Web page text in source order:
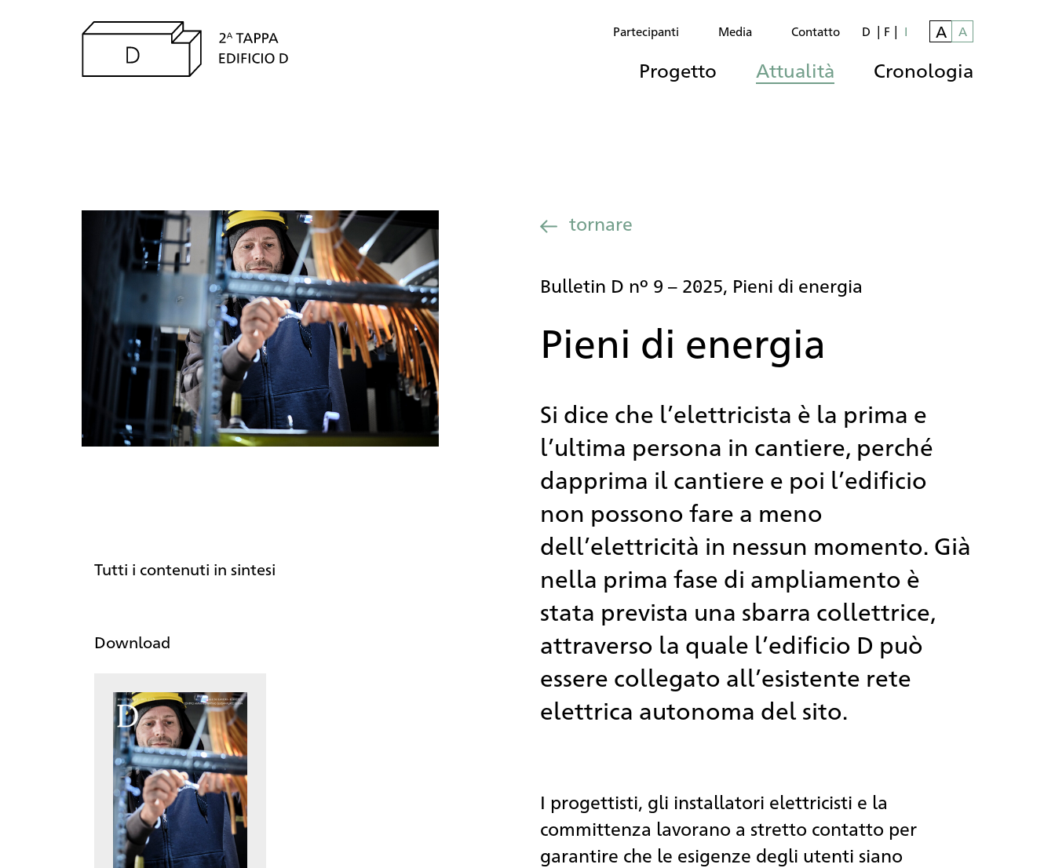
Partecipanti Media Contatto
Progetto Attualità Cronologia
D F I A A
Tutti i contenuti in sintesi
Download
tornare
Bulletin D nº 9 – 2025, Pieni di energia
Pieni di energia
Si dice che l’elettricista è la prima e
l’ultima persona in cantiere, perché
dapprima il cantiere e poi l’edificio
non possono fare a meno
dell’elettricità in nessun momento. Già
nella prima fase di ampliamento è
stata prevista una sbarra collettrice,
attraverso la quale l’edificio D può
essere collegato all’esistente rete
elettrica autonoma del sito.
I progettisti, gli installatori elettricisti e la
committenza lavorano a stretto contatto per
garantire che le esigenze degli utenti siano